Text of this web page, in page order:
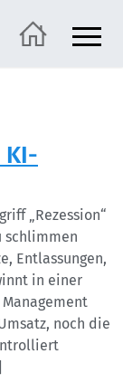
KI-
„Rezession“
schlimmen
Entlassungen,
in einer
noch die